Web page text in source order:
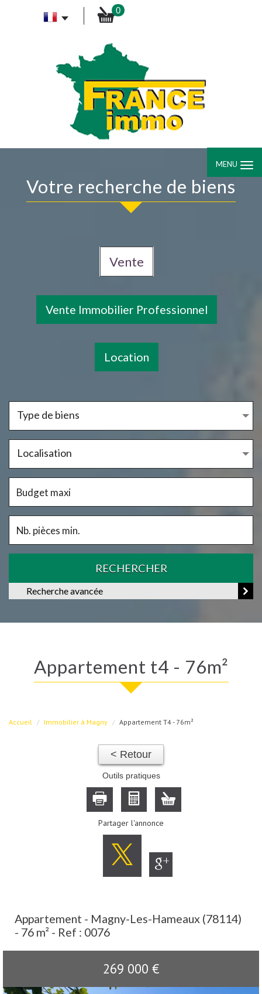
0
MENU
votre recherche de biens
Vente
Vente Immobilier Professionnel
Location
Type de biens
Localisation
RECHERCHER
Recherche avancée
appartement t4 - 76m²
Accueil Immobilier à Magny Appartement T4 - 76m²
< Retour
Outils pratiques
Partager l'annonce
Appartement - Magny-Les-Hameaux (78114)
- 76 m² - Ref : 0076
269 000 €